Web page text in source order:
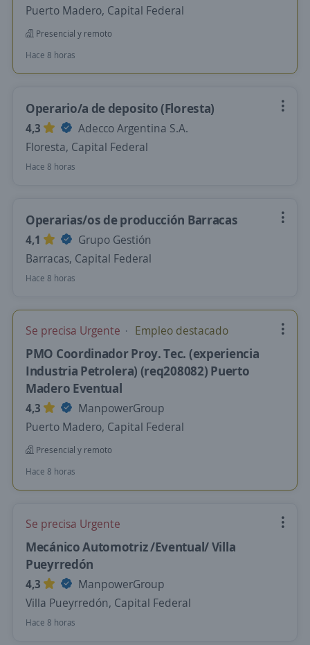
Puerto Madero, Capital Federal
Presencial y remoto
Hace 8 horas
Operario/a de deposito (Floresta)
4,3
Adecco Argentina S.A.
Floresta, Capital Federal
Hace 8 horas
Operarias/os de producción Barracas
4,1
Grupo Gestión
Barracas, Capital Federal
Hace 8 horas
Se precisa Urgente Empleo destacado
PMO Coordinador Proy. Tec. (experiencia
Industria Petrolera) (req208082) Puerto
Madero Eventual
4,3
ManpowerGroup
Puerto Madero, Capital Federal
Presencial y remoto
Hace 8 horas
Se precisa Urgente
Mecánico Automotriz /Eventual/ Villa
Pueyrredón
4,3
ManpowerGroup
Villa Pueyrredón, Capital Federal
Hace 8 horas